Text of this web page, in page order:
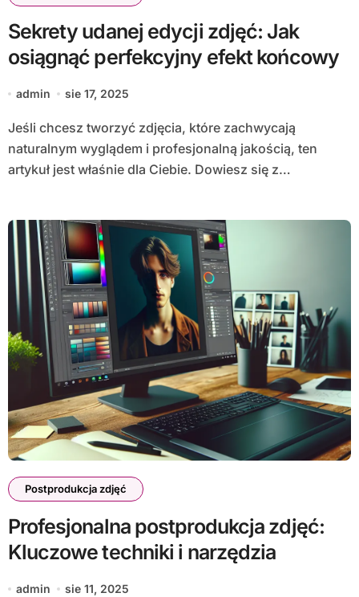
Sekrety udanej edycji zdjęć: Jak
osiągnąć perfekcyjny efekt końcowy
admin sie 17, 2025
Jeśli chcesz tworzyć zdjęcia, które zachwycają
naturalnym wyglądem i profesjonalną jakością, ten
artykuł jest właśnie dla Ciebie. Dowiesz się z…
Postprodukcja zdjęć
Profesjonalna postprodukcja zdjęć:
Kluczowe techniki i narzędzia
admin sie 11, 2025